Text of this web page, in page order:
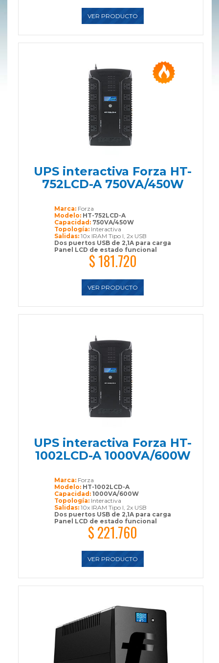
VER PRODUCTO
UPS interactiva Forza HT-
752LCD-A 750VA/450W
$ 181.720
VER PRODUCTO
Marca: Forza
Modelo: HT-752LCD-A
Capacidad: 750VA/450W
Topología: Interactiva
Salidas:10x IRAM Tipo I, 2x USB
Dos puertos USB de 2,1A para carga
Panel LCD de estado funcional
UPS interactiva Forza HT-
1002LCD-A 1000VA/600W
$ 221.760
VER PRODUCTO
Marca: Forza
Modelo: HT-1002LCD-A
Capacidad:1000VA/600W
Topología: Interactiva
Salidas:10x IRAM Tipo I, 2x USB
Dos puertos USB de 2,1A para carga
Panel LCD de estado funcional